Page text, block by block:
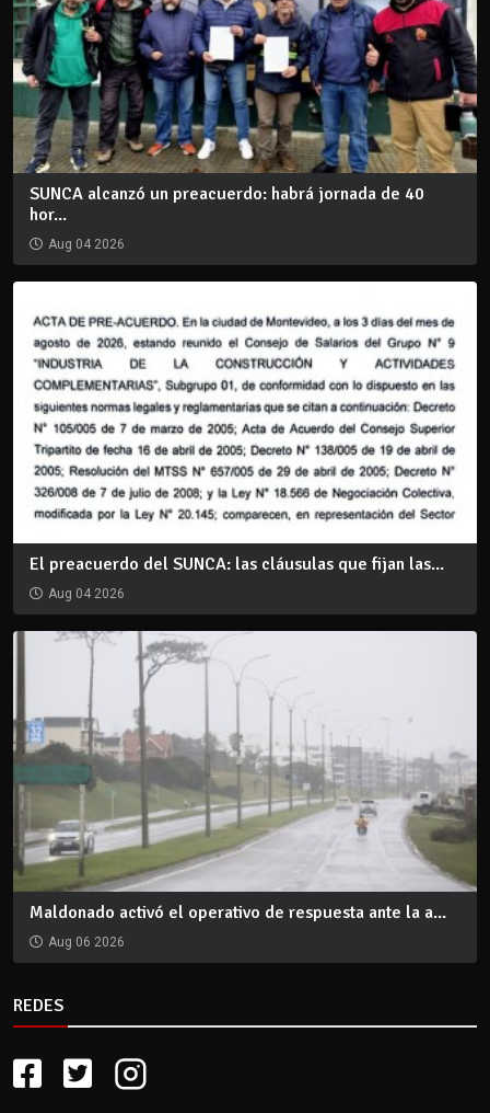
SUNCA alcanzó un preacuerdo: habrá jornada de 40
hor...
Aug 04 2026
El preacuerdo del SUNCA: las cláusulas que fijan las...
Aug 04 2026
Maldonado activó el operativo de respuesta ante la a...
Aug 06 2026
REDES